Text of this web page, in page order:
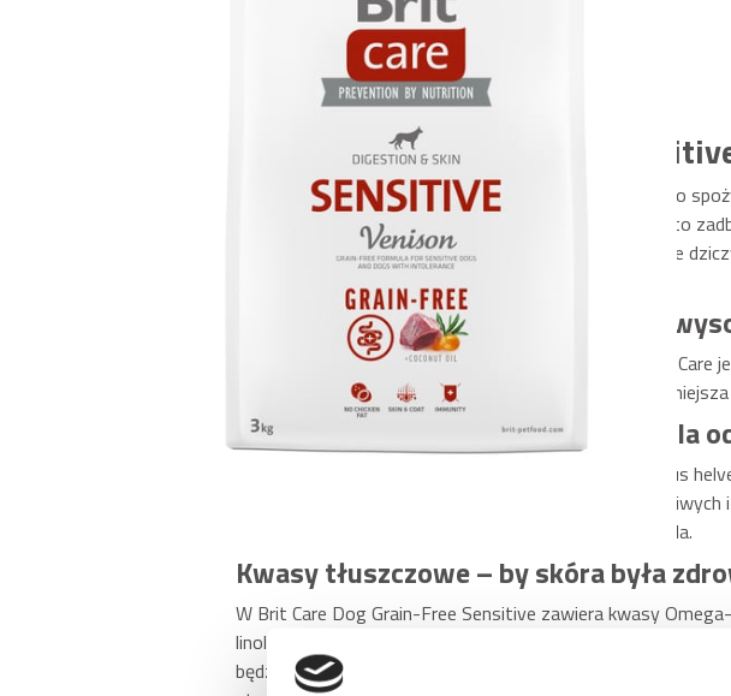
Brit Care Dog Grain-Free
Czy Twój pies miewał problemy trawienne lub skórne po
pokarmowy lub nietolerancje pokarmowe, dlatego warto
Care Dog Grain-Free Sensitive! Ta opracowana na bazie
Dziczyzna – lekkostrawne białko o
Podstawowym elementem bezzbożowej formuły Brit
odżywczą, ale również jest lekkostrawne, przez co
Probiotyki i prebiotyki – wsparcie dla
Zawarte w recepturze Brit Care probiotyki (Lactobacillus
bakteryjną jelit – a to szczególnie ważne u psów
lepszą odporność u Twojego czworonożnego przyjaciela.
Kwasy tłuszczowe – by skóra była
W Brit Care Dog Grain-Free Sensitive zawiera kwasy
linolenowy ALA (źródłem siemię lniane) oraz kwas
będzie zdrowsza i bardziej nawilżona, a sierść mocniejsza i